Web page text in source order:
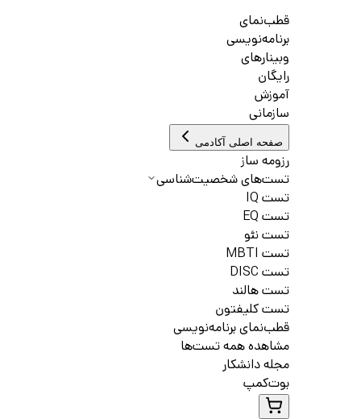
قطب‌نمای
برنامه‌نویسی
وبینارهای
رایگان
آموزش
سازمانی
صفحه اصلی آکادمی
رزومه ساز
تست‌های شخصیت‌شناسی
تست IQ
تست EQ
تست نئو
تست MBTI
تست DISC
تست هالند
تست کلیفتون
قطب‌نمای برنامه‌نویسی
مشاهده همه تست‌ها
مجله دانشکار
بوت‌کمپ